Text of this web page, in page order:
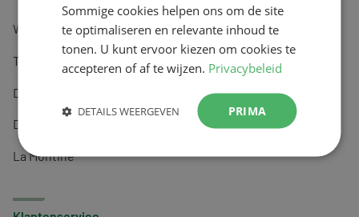
Wapiti
Tai-Ginseng
Dermagíq
Draisma
La Montine
Sommige cookies helpen ons om de site
te optimaliseren en relevante inhoud te
tonen. U kunt ervoor kiezen om cookies te
accepteren of af te wijzen. Privacybeleid
PRIMA
DETAILS WEERGEVEN